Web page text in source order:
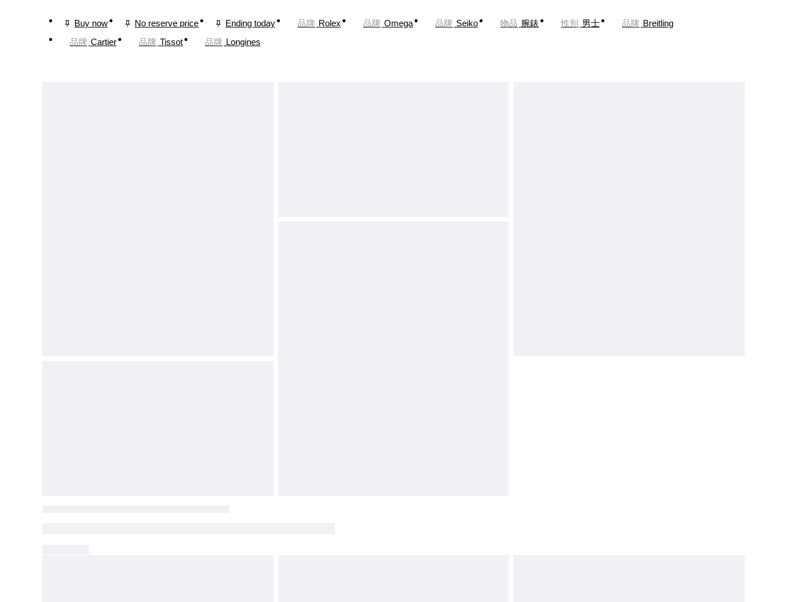
Buy now No reserve price Ending today 品牌 Rolex 品牌 Omega 品牌 Seiko 物品 腕錶 性別 男士 品牌 Breitling
品牌 Cartier 品牌 Tissot 品牌 Longines